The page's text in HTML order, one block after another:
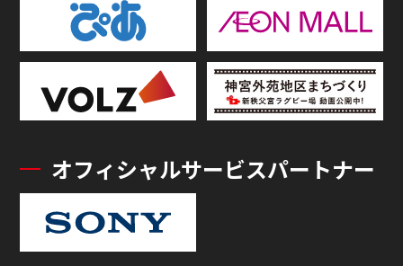
オフィシャルサービスパートナー